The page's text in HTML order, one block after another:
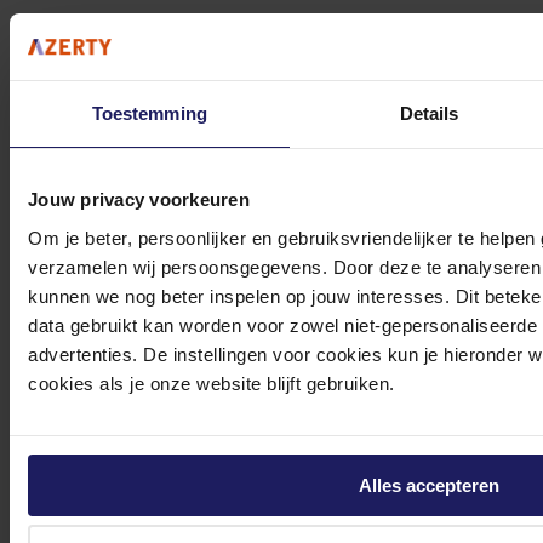
Toestemming Details
Jouw privacy voorkeuren
Om je beter, persoonlijker en gebruiksvriendelijker te
verzamelen wij persoonsgegevens. Door deze te
kunnen we nog beter inspelen op jouw interesses. Dit
data gebruikt kan worden voor zowel niet-
advertenties. De instellingen voor cookies kun je hieronder
cookies als je onze website blijft gebruiken.
Alles accepteren
Heb je vragen over onze producten, diensten of service? Onze deskundige
door indien nodig.
tot 17.00 uur en op zaterdag van 10.00 tot 15.00 uur.